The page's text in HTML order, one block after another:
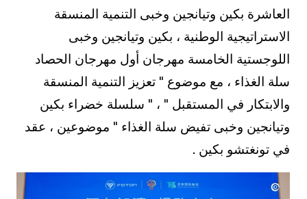
العاشرة بكين وتيانجين وخبى التنمية المنسقة
الاستراتيجية الوطنية ، بكين وتيانجين وخبى
اللوجستية الخامسة مهرجان أول مهرجان الحصاد
سلة الغذاء ، مع موضوع " تعزيز التنمية المنسقة
والابتكار في المستقبل " ، " سلسلة خضراء بكين
وتيانجين وخبى تفيض سلة الغذاء " موضوعين ، عقد
في تونغتشو بكين .